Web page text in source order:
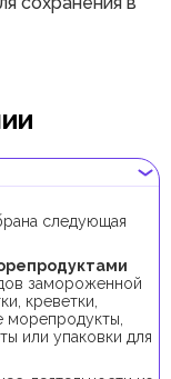
следующая
замороженной
креветки,
морепродукты,
или упаковки для